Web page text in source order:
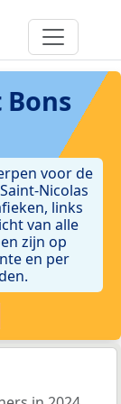
voor de
Nicolas
links
van alle
zijn op
en per